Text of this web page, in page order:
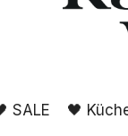
SALE 🖤